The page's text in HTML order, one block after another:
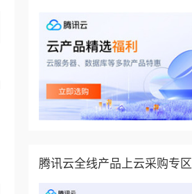
腾讯云全线产品上云采购专区